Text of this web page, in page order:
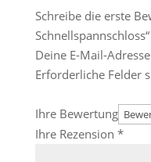
Schreibe die erste
Schnellspannschloss“
Deine E-Mail-
Erforderliche Felder
Ihre Bewertung
Ihre Rezension *